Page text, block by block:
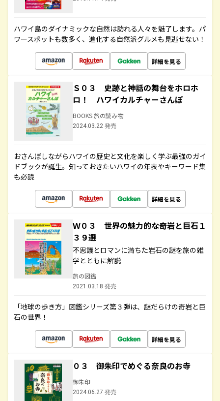
ハワイ島のダイナミックな自然は訪れる人々を魅了します。パ
ワースポットも数多く、進化する自然派グルメも見逃せない！
詳細を見る
Ｓ０３ 史跡と神話の舞台をホロホ
ロ！ ハワイカルチャーさんぽ
BOOKS 旅の読み物
2024.03.22 発売
おさんぽしながらハワイの歴史と文化を楽しく学ぶ最強のガイ
ドブックが誕生。知っておきたいハワイの年表やキーワード集
も必読
詳細を見る
Ｗ０３ 世界の魅力的な奇岩と巨石１
３９選
不思議とロマンに満ちた岩石の謎を旅の雑
学とともに解説
旅の図鑑
2021.03.18 発売
「地球の歩き方」図鑑シリーズ第３弾は、謎だらけの奇岩と巨
石の世界！
詳細を見る
０３ 御朱印でめぐる奈良のお寺
御朱印
2024.06.27 発売